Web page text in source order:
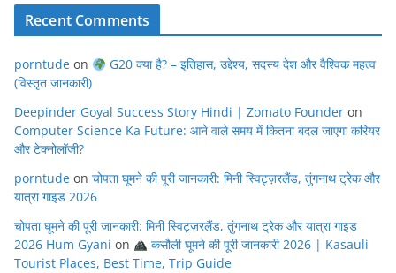
Recent Comments
porntude on
G20 क्या है? – इतिहास, उद्देश्य, सदस्य देश और वैश्विक महत्व
(विस्तृत जानकारी)
Deepinder Goyal Success Story Hindi | Zomato Founder on
Computer Science Ka Future: आने वाले समय में कितना बदल जाएगा करियर
और टेक्नोलॉजी?
porntude on चोपता घूमने की पूरी जानकारी: मिनी स्विट्ज़रलैंड, तुंगनाथ ट्रेक और
यात्रा गाइड 2026
चोपता घूमने की पूरी जानकारी: मिनी स्विट्ज़रलैंड, तुंगनाथ ट्रेक और यात्रा गाइड
2026 Hum Gyani on
कसौली घूमने की पूरी जानकारी 2026 | Kasauli
Tourist Places, Best Time, Trip Guide